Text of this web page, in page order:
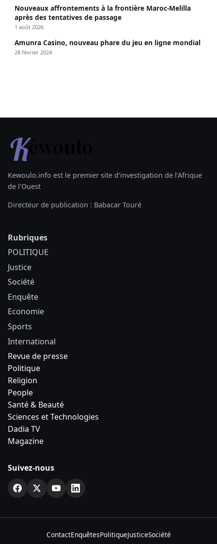
Nouveaux affrontements à la frontière Maroc-Melilla
après des tentatives de passage
1 août 2026
Amunra Casino, nouveau phare du jeu en ligne mondial
28 février 2024
Kewoulo.info est le premier site d'investigation de l'Afrique
de l'Ouest
Directeur de publication : Babacar Touré
Rubriques
POLITIQUE
Justice
Société
Enquête
Economie
Sports
International
Revue de presse
Politique
Religion
People
Santé & Beauté
Sciences et Technologies
Dadia TV
Magazine
Suivez-nous
ContactEnquêtesPolitiqueJusticeSociété